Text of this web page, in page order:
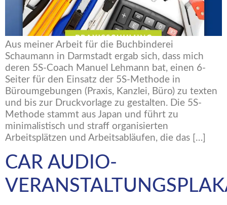
Aus meiner Arbeit für die Buchbinderei
Schaumann in Darmstadt ergab sich, dass mich
deren 5S-Coach Manuel Lehmann bat, einen 6-
Seiter für den Einsatz der 5S-Methode in
Büroumgebungen (Praxis, Kanzlei, Büro) zu texten
und bis zur Druckvorlage zu gestalten. Die 5S-
Methode stammt aus Japan und führt zu
minimalistisch und straff organisierten
Arbeitsplätzen und Arbeitsabläufen, die das […]
CAR AUDIO-